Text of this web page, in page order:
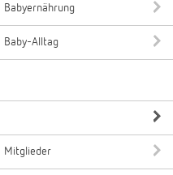
Babyernährung
Baby-Alltag
Mitglieder